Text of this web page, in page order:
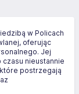
w Policach
oferując
Jej
czasu nieustannie
postrzegają